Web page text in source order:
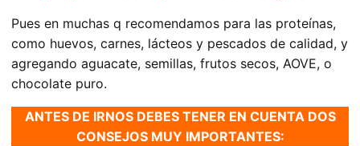
Pues en muchas q recomendamos para las proteínas,
como huevos, carnes, lácteos y pescados de calidad, y
agregando aguacate, semillas, frutos secos, AOVE, o
chocolate puro.
ANTES DE IRNOS DEBES TENER EN CUENTA DOS
CONSEJOS MUY IMPORTANTES: